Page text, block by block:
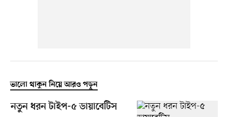
ভালো থাকুন নিয়ে আরও পড়ুন
নতুন ধরন টাইপ-৫ ডায়াবেটিস